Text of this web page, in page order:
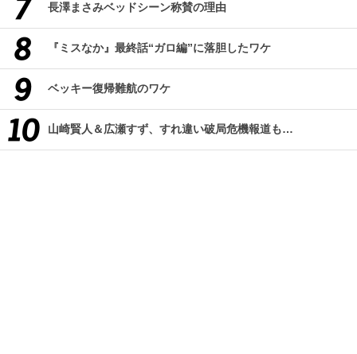
長澤まさみベッドシーン称賛の理由
『ミスなか』最終話“ガロ編”に落胆したワケ
ベッキー復帰難航のワケ
山崎賢人＆広瀬すず、すれ違い破局危機報道も…